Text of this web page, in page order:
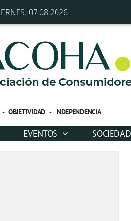
07.08.2026
- OBJETIVIDAD - INDEPENDENCIA
EVENTOS SOCIEDAD